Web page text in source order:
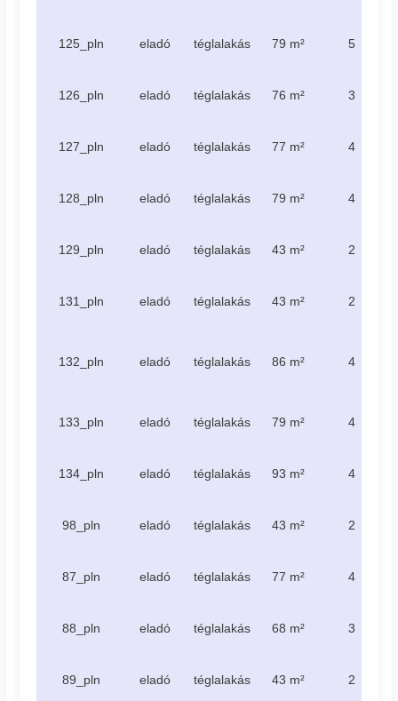
125_pln eladó téglalakás 79 m² 5
126_pln eladó téglalakás 76 m² 3
127_pln eladó téglalakás 77 m² 4
128_pln eladó téglalakás 79 m² 4
129_pln eladó téglalakás 43 m² 2
131_pln eladó téglalakás 43 m² 2
132_pln eladó téglalakás 86 m² 4
133_pln eladó téglalakás 79 m² 4
134_pln eladó téglalakás 93 m² 4
98_pln eladó téglalakás 43 m² 2
87_pln eladó téglalakás 77 m² 4
88_pln eladó téglalakás 68 m² 3
89_pln eladó téglalakás 43 m² 2